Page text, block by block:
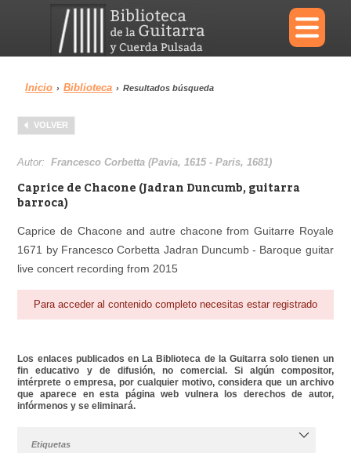
×
Menu
Biblioteca Diccionario
Inicio › Biblioteca › Resultados búsqueda
VOLVER
Autor:Francesco Corbetta (Pavia, 1615 - Paris, 1681)
Caprice de Chacone (Jadran Duncumb, guitarra
barroca)
Caprice de Chacone and autre chacone from Guitarre Royale
1671 by Francesco Corbetta Jadran Duncumb - Baroque guitar
live concert recording from 2015
Para acceder al contenido completo necesitas estar registrado
Los enlaces publicados en La Biblioteca de la Guitarra solo tienen un
fin educativo y de difusión, no comercial. Si algún compositor,
intérprete o empresa, por cualquier motivo, considera que un archivo
que aparece en esta página web vulnera los derechos de autor,
infórmenos y se eliminará.
Etiquetas